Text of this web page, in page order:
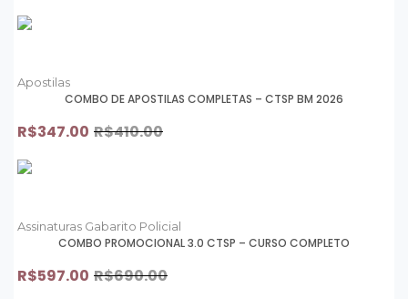
Apostilas
COMBO DE APOSTILAS COMPLETAS – CTSP BM 2026
R$410.00
R$347.00
Assinaturas Gabarito Policial
COMBO PROMOCIONAL 3.0 CTSP – CURSO COMPLETO
R$690.00
R$597.00